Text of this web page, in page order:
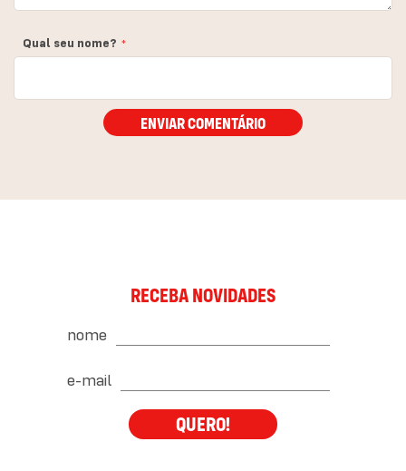
Qual seu nome?
ENVIAR COMENTÁRIO
RECEBA NOVIDADES
nome
e-mail
QUERO!